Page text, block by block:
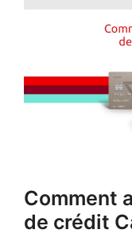
Comment
de crédit